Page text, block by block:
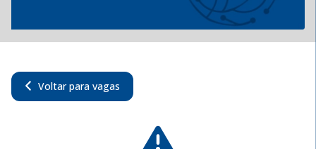
Voltar para vagas